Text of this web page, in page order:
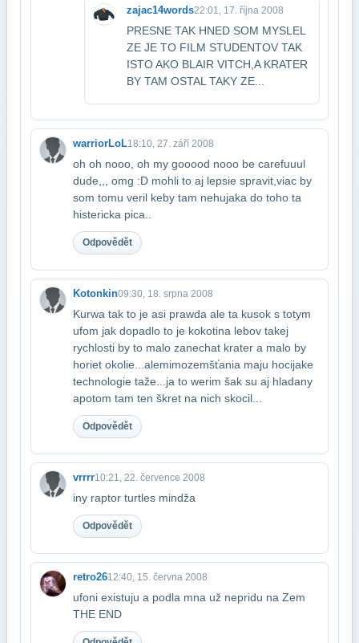
zajac14words22:01, 17. října 2008
PRESNE TAK HNED SOM MYSLEL
ZE JE TO FILM STUDENTOV TAK
ISTO AKO BLAIR VITCH,A KRATER​
BY TAM OSTAL TAKY ZE...
warriorLoL18:10, 27. září 2008
oh oh nooo, oh my gooood nooo be carefuuul
dude,,, omg :D mohli to aj lepsie spravit,​viac by
som tomu veril keby tam nehujaka do toho ta
histericka pica..
Odpovědět
Kotonkin09:30, 18. srpna 2008
Kurwa tak to je asi prawda ale ta kusok s totym
ufom jak dopadlo to je kokotina lebo​v takej
rychlosti by to malo zanechat krater a malo by
horiet okolie...ale​mimozemšťania maju hocijake
technologie taže...ja to werim šak su aj hladany
a​potom tam ten škret na nich skocil...
Odpovědět
vrrrr10:21, 22. července 2008
iny raptor turtles mindža
Odpovědět
retro2612:40, 15. června 2008
ufoni existuju a podla mna už nepridu na Zem
THE END